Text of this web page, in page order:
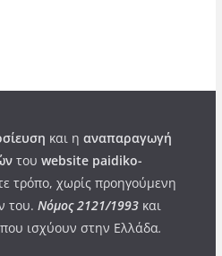
και η αναπαραγωγή
του website paidiko-
τρόπο, χωρίς προηγούμενη
του. Νόμος 2121/1993και
που ισχύουν στην Ελλάδα.